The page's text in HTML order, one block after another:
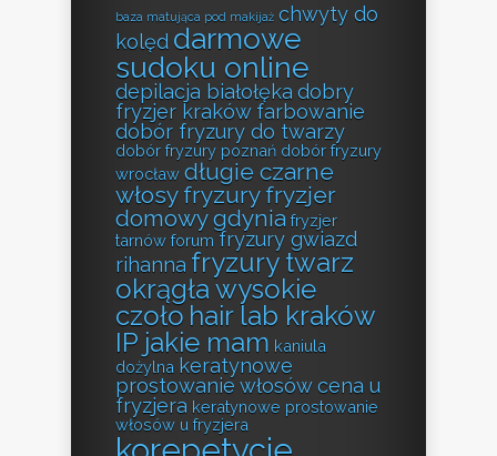
baza matująca pod makijaż chwyty do
kolęd darmowe
sudoku online
depilacja białołęka dobry
fryzjer kraków farbowanie
dobór fryzury do twarzy
dobór fryzury poznań dobór fryzury
wrocław długie czarne
włosy fryzury fryzjer
domowy gdynia fryzjer
tarnów forum fryzury gwiazd
rihanna fryzury twarz
okrągła wysokie
czoło hair lab kraków
IP jakie mam kaniula
dożylna keratynowe
prostowanie włosów cena u
fryzjera keratynowe prostowanie
włosów u fryzjera